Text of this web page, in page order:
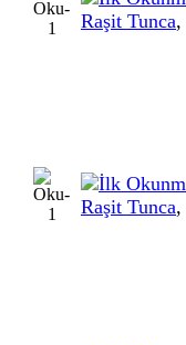
Raşit Tunca,
Raşit Tunca,